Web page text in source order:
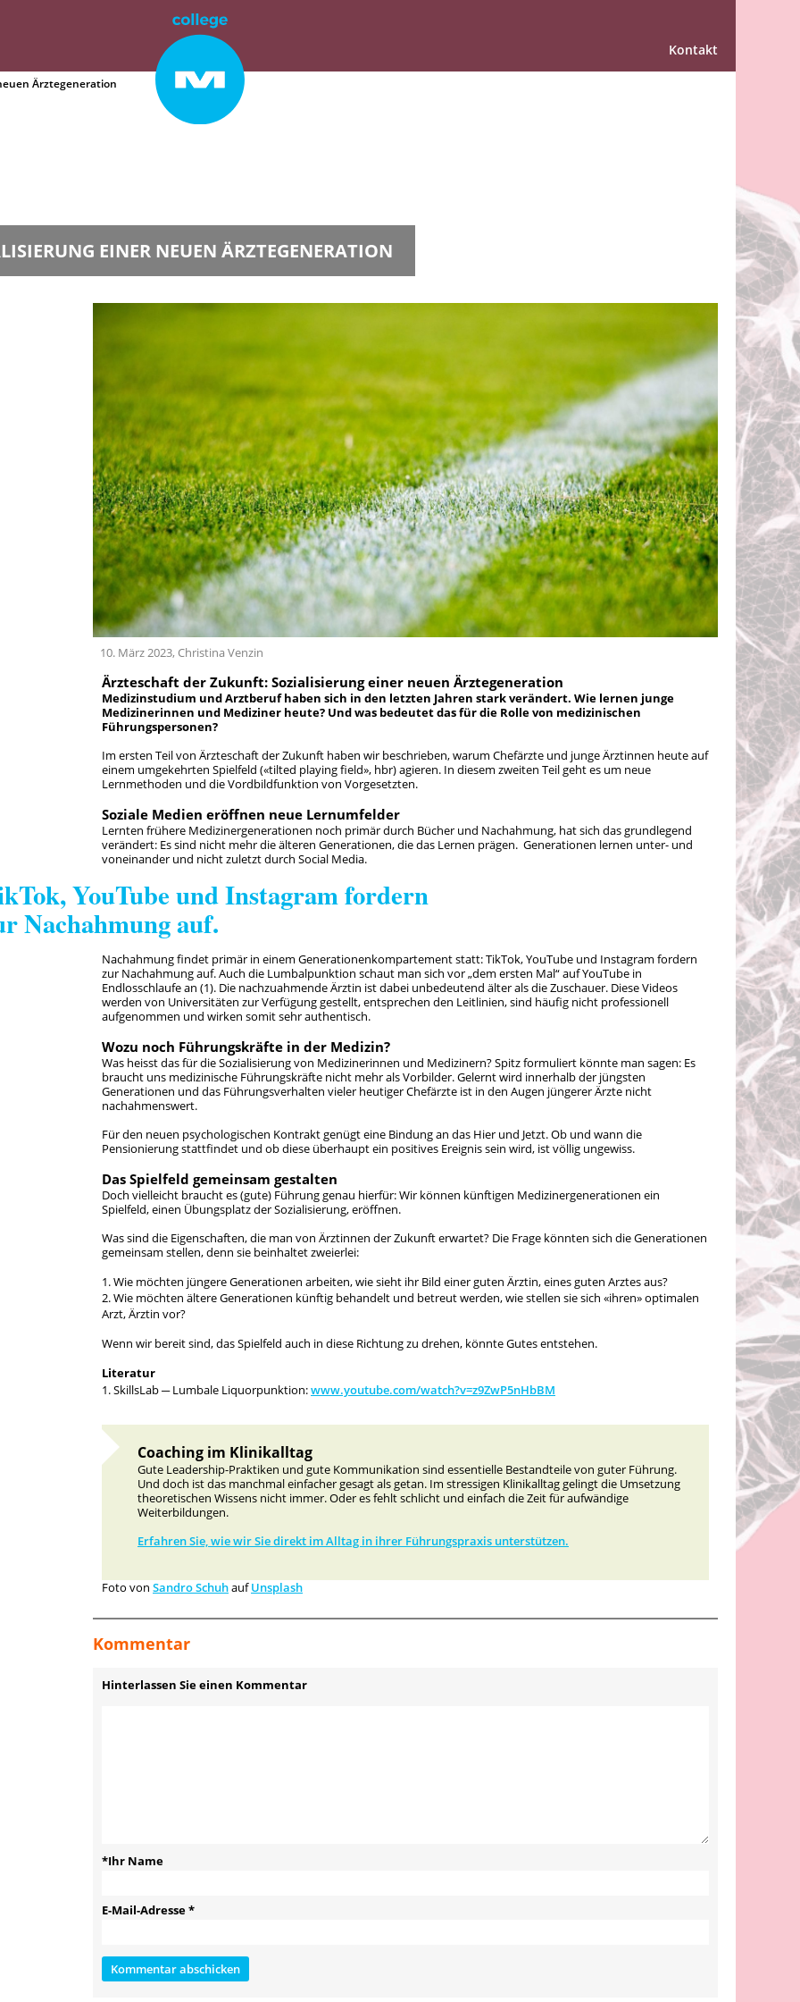
Kontakt
Ärztegeneration
EINER NEUEN ÄRZTEGENERATION
10. März 2023, Christina Venzin
Ärzteschaft der Zukunft: Sozialisierung einer neuen Ärztegeneration
Medizinstudium und Arztberuf haben sich in den letzten Jahren stark verändert. Wie lernen junge
Medizinerinnen und Mediziner heute? Und was bedeutet das für die Rolle von medizinischen
Führungspersonen?
Im ersten Teil von Ärzteschaft der Zukunft haben wir beschrieben, warum Chefärzte und junge Ärztinnen heute auf
einem umgekehrten Spielfeld («tilted playing field», hbr) agieren. In diesem zweiten Teil geht es um neue
Lernmethoden und die Vordbildfunktion von Vorgesetzten.
Soziale Medien eröffnen neue Lernumfelder
Lernten frühere Medizinergenerationen noch primär durch Bücher und Nachahmung, hat sich das grundlegend
verändert: Es sind nicht mehr die älteren Generationen, die das Lernen prägen. Generationen lernen unter- und
voneinander und nicht zuletzt durch Social Media.
YouTube und Instagram fordern
Nachahmung auf.
Nachahmung findet primär in einem Generationenkompartement statt: TikTok, YouTube und Instagram fordern
zur Nachahmung auf. Auch die Lumbalpunktion schaut man sich vor „dem ersten Mal“ auf YouTube in
Endlosschlaufe an (1). Die nachzuahmende Ärztin ist dabei unbedeutend älter als die Zuschauer. Diese Videos
werden von Universitäten zur Verfügung gestellt, entsprechen den Leitlinien, sind häufig nicht professionell
aufgenommen und wirken somit sehr authentisch.
Wozu noch Führungskräfte in der Medizin?
Was heisst das für die Sozialisierung von Medizinerinnen und Medizinern? Spitz formuliert könnte man sagen: Es
braucht uns medizinische Führungskräfte nicht mehr als Vorbilder. Gelernt wird innerhalb der jüngsten
Generationen und das Führungsverhalten vieler heutiger Chefärzte ist in den Augen jüngerer Ärzte nicht
nachahmenswert.
Für den neuen psychologischen Kontrakt genügt eine Bindung an das Hier und Jetzt. Ob und wann die
Pensionierung stattfindet und ob diese überhaupt ein positives Ereignis sein wird, ist völlig ungewiss.
Das Spielfeld gemeinsam gestalten
Doch vielleicht braucht es (gute) Führung genau hierfür: Wir können künftigen Medizinergenerationen ein
Spielfeld, einen Übungsplatz der Sozialisierung, eröffnen.
Was sind die Eigenschaften, die man von Ärztinnen der Zukunft erwartet? Die Frage könnten sich die Generationen
gemeinsam stellen, denn sie beinhaltet zweierlei:
Wie möchten jüngere Generationen arbeiten, wie sieht ihr Bild einer guten Ärztin, eines guten Arztes aus?
Wie möchten ältere Generationen künftig behandelt und betreut werden, wie stellen sie sich «ihren» optimalen
Arzt, Ärztin vor?
Wenn wir bereit sind, das Spielfeld auch in diese Richtung zu drehen, könnte Gutes entstehen.
Literatur
SkillsLab ─ Lumbale Liquorpunktion:www.youtube.com/watch?v=z9ZwP5nHbBM
Coaching im Klinikalltag
Gute Leadership-Praktiken und gute Kommunikation sind essentielle Bestandteile von guter Führung.
Und doch ist das manchmal einfacher gesagt als getan. Im stressigen Klinikalltag gelingt die Umsetzung
theoretischen Wissens nicht immer. Oder es fehlt schlicht und einfach die Zeit für aufwändige
Weiterbildungen.
Erfahren Sie, wie wir Sie direkt im Alltag in ihrer Führungspraxis unterstützen.
Foto von Sandro SchuhaufUnsplash
Kommentar
Hinterlassen Sie einen Kommentar
*Ihr Name
E-Mail-Adresse*